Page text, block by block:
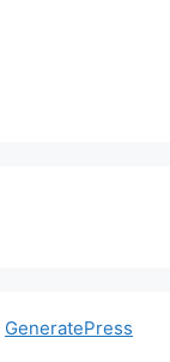
GeneratePress